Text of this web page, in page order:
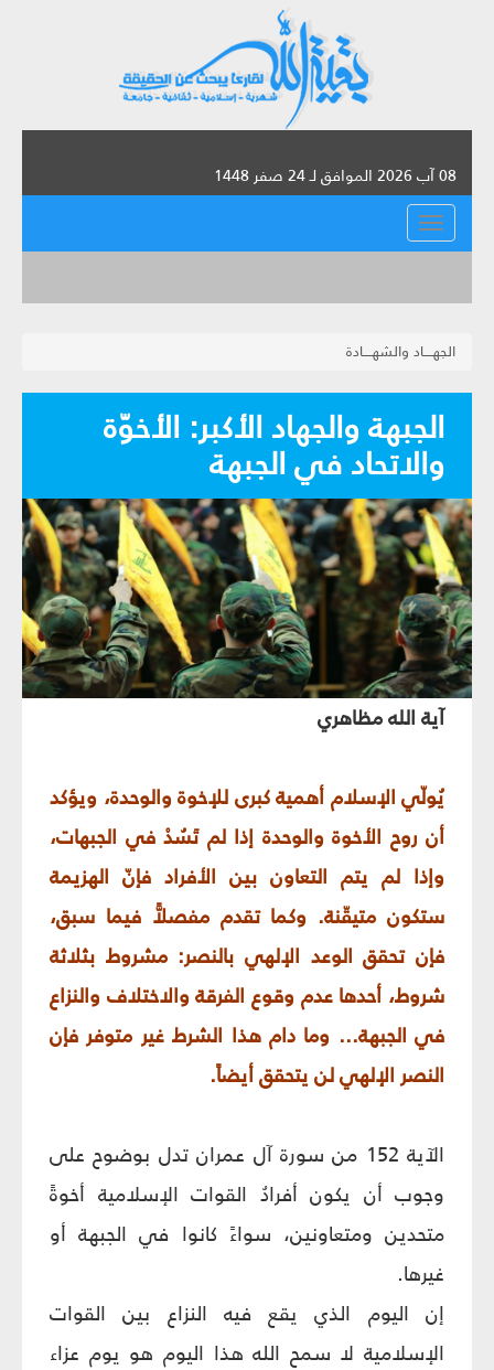
08 آب 2026 الموافق لـ 24 صفر 1448
القائمة
الجهــــاد والشهــــادة
الجبهة والجهاد الأكبر: الأخوّة
والاتحاد في الجبهة
آية الله مظاهري
يُولّي الإسلام أهمية كبرى للإخوة والوحدة، ويؤكد
أن روح الأخوة والوحدة إذا لم تَسُدْ في الجبهات،
وإذا لم يتم التعاون بين الأفراد فإنّ الهزيمة
ستكون متيقّنة. وكما تقدم مفصلاًّ فيما سبق،
فإن تحقق الوعد الإلهي بالنصر: مشروط بثلاثة
شروط، أحدها عدم وقوع الفرقة والاختلاف والنزاع
في الجبهة... وما دام هذا الشرط غير متوفر فإن
النصر الإلهي لن يتحقق أيضاً.
الآية 152 من سورة آل عمران تدل بوضوح على
وجوب أن يكون أفرادُ القوات الإسلامية أخوةً
متحدين ومتعاونين، سواءً كانوا في الجبهة أو
غيرها.
إن اليوم الذي يقع فيه النزاع بين القوات
الإسلامية لا سمح الله هذا اليوم هو يوم عزاء